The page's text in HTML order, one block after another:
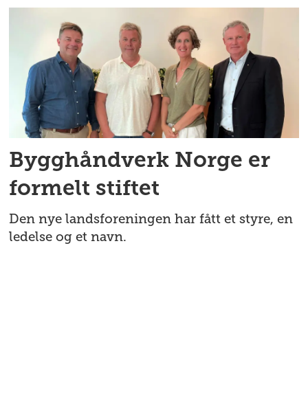
Bygghåndverk Norge er
formelt stiftet
Den nye landsforeningen har fått et styre, en
ledelse og et navn.